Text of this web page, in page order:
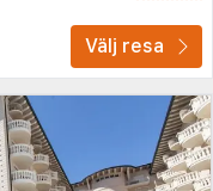
Välj resa